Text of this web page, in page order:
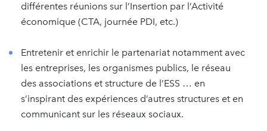
différentes réunions sur l’Insertion par l’Activité
économique (CTA, journée PDI, etc.)
Entretenir et enrichir le partenariat notamment avec
les entreprises, les organismes publics, le réseau
des associations et structure de l’ESS … en
s’inspirant des expériences d’autres structures et en
communicant sur les réseaux sociaux.